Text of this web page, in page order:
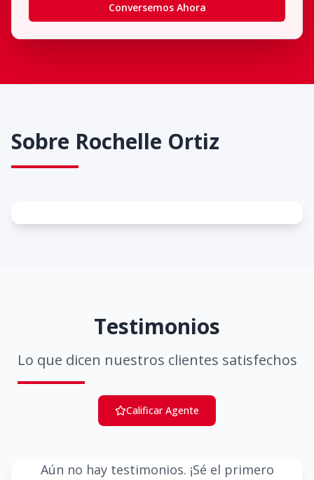
Conversemos Ahora
Sobre Rochelle Ortiz
Testimonios
Lo que dicen nuestros clientes satisfechos
Calificar Agente
Aún no hay testimonios. ¡Sé el primero